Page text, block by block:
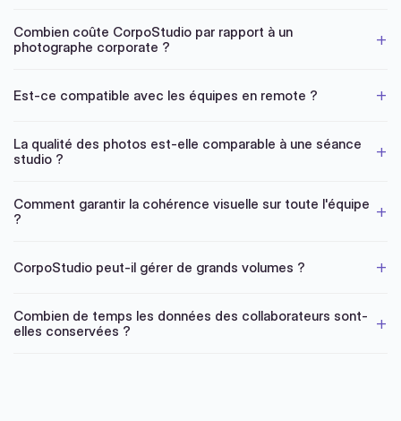
Combien coûte CorpoStudio par rapport à un
photographe corporate ?
Est-ce compatible avec les équipes en remote ?
La qualité des photos est-elle comparable à une séance
studio ?
Comment garantir la cohérence visuelle sur toute l'équipe
?
CorpoStudio peut-il gérer de grands volumes ?
Combien de temps les données des collaborateurs sont-
elles conservées ?